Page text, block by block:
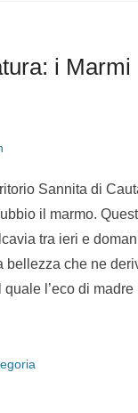
i
Sannita di
il marmo.
tra ieri e
bellezza che ne
l’eco di